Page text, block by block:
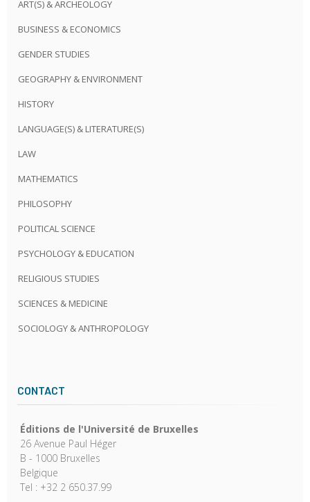
ART(S) & ARCHEOLOGY
BUSINESS & ECONOMICS
GENDER STUDIES
GEOGRAPHY & ENVIRONMENT
HISTORY
LANGUAGE(S) & LITERATURE(S)
LAW
MATHEMATICS
PHILOSOPHY
POLITICAL SCIENCE
PSYCHOLOGY & EDUCATION
RELIGIOUS STUDIES
SCIENCES & MEDICINE
SOCIOLOGY & ANTHROPOLOGY
CONTACT
Éditions de l'Université de Bruxelles
26 Avenue Paul Héger
B - 1000 Bruxelles
Belgique
Tel : +32 2 650.37.99